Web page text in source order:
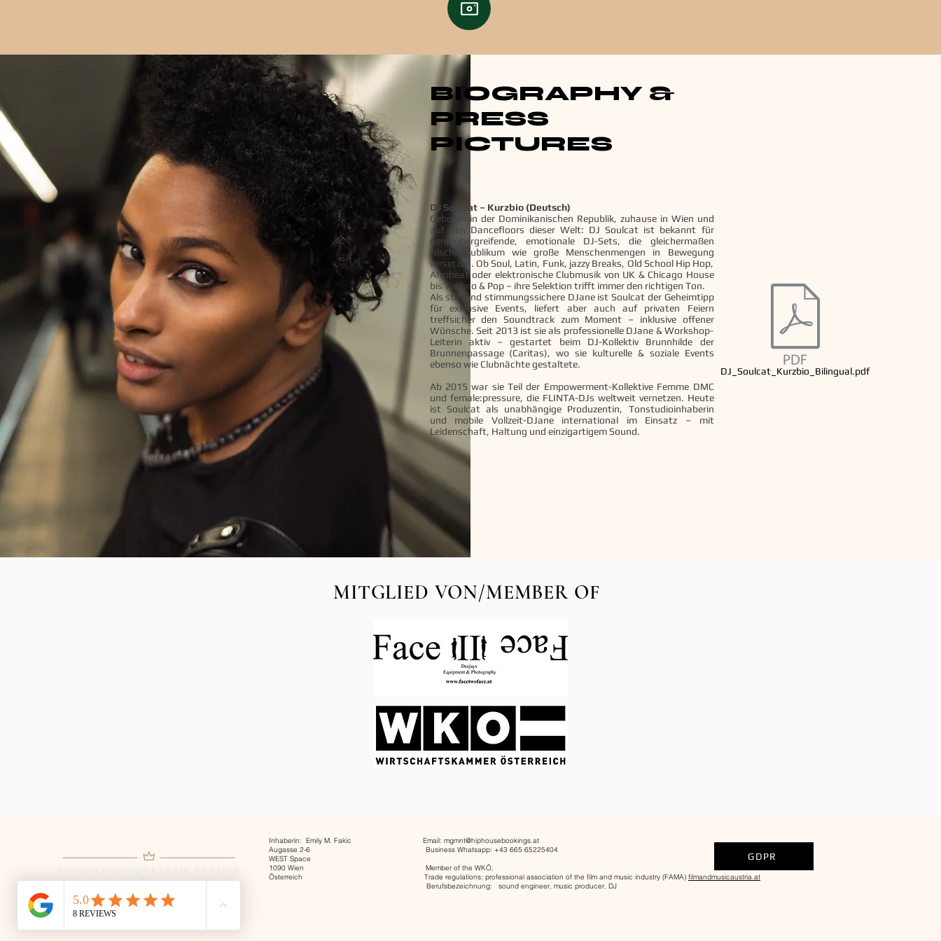
BIOGRAPHY &
PRESS
PICTURES
DJ Soulcat – Kurzbio (Deutsch)
Geboren in der Dominikanischen Republik, zuhause in Wien und
auf den Dancefloors dieser Welt: DJ Soulcat ist bekannt für
genreübergreifende, emotionale DJ-Sets, die gleichermaßen
Nischenpublikum wie große Menschenmengen in Bewegung
versetzen. Ob Soul, Latin, Funk, jazzy Breaks, Old School Hip Hop,
Afrobeat oder elektronische Clubmusik von UK & Chicago House
bis Techno & Pop – ihre Selektion trifft immer den richtigen Ton.
Als stil- und stimmungssichere DJane ist Soulcat der Geheimtipp
für exklusive Events, liefert aber auch auf privaten Feiern
treffsicher den Soundtrack zum Moment – inklusive offener
Wünsche. Seit 2013 ist sie als professionelle DJane & Workshop-
Leiterin aktiv – gestartet beim DJ-Kollektiv Brunnhilde der
Brunnenpassage (Caritas), wo sie kulturelle & soziale Events
ebenso wie Clubnächte gestaltete.
Ab 2015 war sie Teil der Empowerment-Kollektive Femme DMC
und female:pressure, die FLINTA-DJs weltweit vernetzen. Heute
ist Soulcat als unabhängige Produzentin, Tonstudioinhaberin
und mobile Vollzeit-DJane international im Einsatz – mit
Leidenschaft, Haltung und einzigartigem Sound.
DJ_Soulcat_Kurzbio_Bilingual.pdf
MITGLIED VON/MEMBER OF
Inhaberin: Emily M. Fakic Email: mgmnt@hiphousebookings.at
Augasse 2-6 Business Whatsapp: +43 665 65225404
WEST Space
1090 Wien Member of the WKÖ,
Österreich Trade regulations: professional association of the film and music industry (FAMA) filmandmusicaustria.at
Berufsbezeichnung: sound engineer, music producer, DJ
GDPR